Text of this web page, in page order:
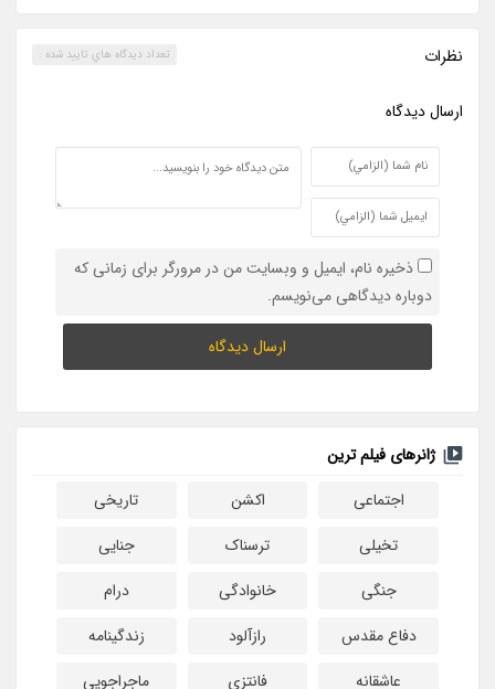
نظرات تعداد ديدگاه هاي تاييد شده :
ارسال ديدگاه
ذخیره نام، ایمیل و وبسایت من در مرورگر برای زمانی که
دوباره دیدگاهی می‌نویسم.
ژانرهای فیلم ترین
اجتماعی
اکشن
تاریخی
تخیلی
ترسناک
جنایی
جنگی
خانوادگی
درام
دفاع مقدس
رازآلود
زندگینامه
عاشقانه
فانتزی ماجراجویی